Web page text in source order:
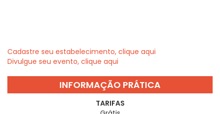
Cadastre seu estabelecimento, clique aqui
Divulgue seu evento, clique aqui
INFORMAÇÃO PRÁTICA
TARIFAS